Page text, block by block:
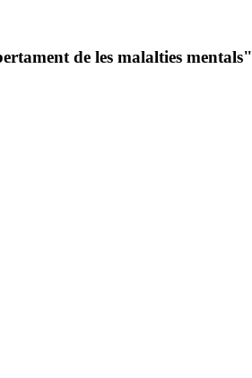
de les malalties mentals"